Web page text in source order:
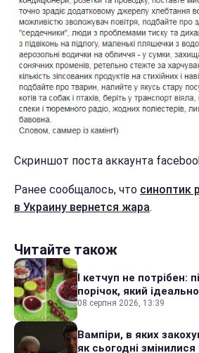
Скриншот поста аккаунта
Ранее сообщалось, что синоптик
в Украину вернется жара.
Читайте також
І кетчуп не потрібен:
порічок, який
08 серпня 2026, 13:39
Вампіри, в яких
як сьогодні